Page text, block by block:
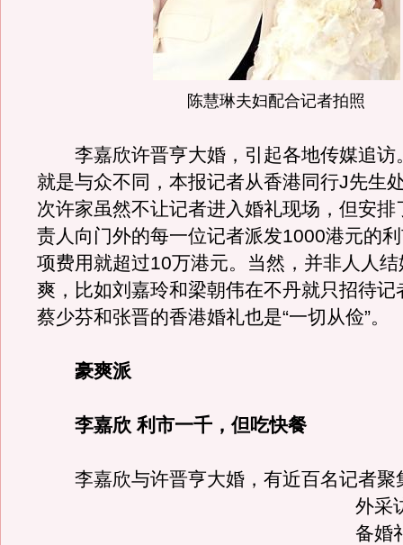
陈慧琳夫妇配合记者拍照
李嘉欣许晋亨大婚，引起各地传媒追访
就是与众不同，本报记者从香港同行J先生
次许家虽然不让记者进入婚礼现场，但安排
责人向门外的每一位记者派发1000港元的
项费用就超过10万港元。当然，并非人人
爽，比如刘嘉玲和梁朝伟在不丹就只招待记
蔡少芬和张晋的香港婚礼也是“一切从俭”。
豪爽派
李嘉欣 利市一千，但吃快餐
李嘉欣与许晋亨大婚，有近百名记者聚
外采
备婚